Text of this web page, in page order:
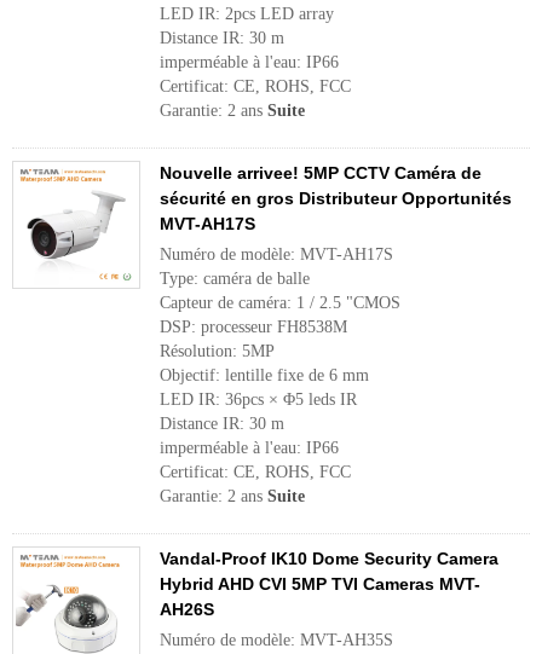
LED IR: 2pcs LED array
Distance IR: 30 m
imperméable à l'eau: IP66
Certificat: CE, ROHS, FCC
Garantie: 2 ans Suite
Nouvelle arrivee! 5MP CCTV Caméra de
sécurité en gros Distributeur Opportunités
MVT-AH17S
Numéro de modèle: MVT-AH17S
Type: caméra de balle
Capteur de caméra: 1 / 2.5 "CMOS
DSP: processeur FH8538M
Résolution: 5MP
Objectif: lentille fixe de 6 mm
LED IR: 36pcs × Φ5 leds IR
Distance IR: 30 m
imperméable à l'eau: IP66
Certificat: CE, ROHS, FCC
Garantie: 2 ans Suite
Vandal-Proof IK10 Dome Security Camera
Hybrid AHD CVI 5MP TVI Cameras MVT-
AH26S
Numéro de modèle: MVT-AH35S